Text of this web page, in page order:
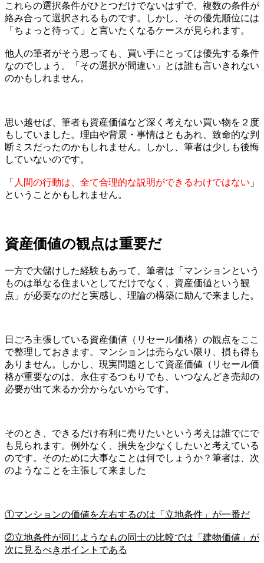
これらの選択条件がひとつだけでないはずで、複数の条件が
絡み合って選択されるものです。しかし、その優先順位には
「ちょっと待って」と言いたくなるケースが見られます。
他人の筆者がそう思っても、買い手にとっては優先する条件
なのでしょう。「その選択が間違い」とは誰も言いきれない
のかもしれません。
思い越せば、筆者も資産価値など深く考えない買い物を２度
もしていました。理由や背景・事情はともあれ、致命的な判
断ミスだったのかもしれません。しかし、筆者は少しも後悔
していないのです。
「 人間の行動は、全て合理的な説明ができるわけではない 」
ということかもしれません。
資産価値の観点は重要だ
一方で大儲けした経験もあって、筆者は「マンションという
ものは単なる住まいとしてだけでなく、資産価値という観
点」が必要なのだと実感し、理論の構築に励んで来ました。
日ごろ主張している資産価値（リセール価格）の観点をここ
で整理しておきます。マンションは売らない限り、損も得も
ありません。しかし、現実問題として資産価値（リセール価
格が重要なのは、永住するつもりでも、いつなんどき売却の
必要が出て来るか分からないからです。
そのとき、できるだけ有利に売りたいという考えは誰でにで
も見られます。例外なく、損失を少なくしたいと考えている
のです。そのために大事なことは何でしょうか？筆者は、次
のようなことを主張して来ました
①マンションの価値を左右するのは「立地条件」が一番だ
②立地条件が同じようなもの同士の比較では「建物価値」が
次に見るべきポイントである